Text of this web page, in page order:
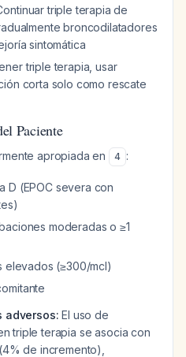
triple terapia de
broncodilatadores
sintomática
triple terapia, usar
corta solo como rescate
Paciente
apropiada en 4 :
D (EPOC severa con
moderadas o ≥1
elevados (≥300/mcl)
adversos: El uso de
triple terapia se asocia con
de incremento),